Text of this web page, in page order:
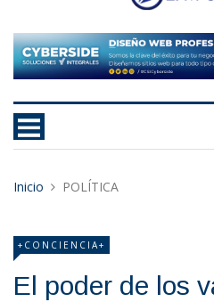
Inicio POLÍTICA
+CONCIENCIA+
El poder de los